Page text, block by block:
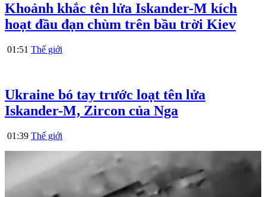
Khoảnh khắc tên lửa Iskander-M kích
hoạt đầu đạn chùm trên bầu trời Kiev
01:51 Thế giới
Ukraine bó tay trước loạt tên lửa
Iskander-M, Zircon của Nga
01:39 Thế giới